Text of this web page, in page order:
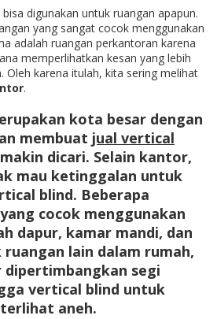
digunakan untuk ruangan apapun.
yang sangat cocok menggunakan
adalah ruangan perkantoran karena
memperlihatkan kesan yang lebih
Oleh karena itulah, kita sering melihat
.
kota besar dengan
membuat jual vertical
dicari. Selain kantor,
mau ketinggalan untuk
blind. Beberapa
cocok menggunakan
dapur, kamar mandi, dan
lain dalam rumah,
dipertimbangkan segi
vertical blind untuk
aneh.